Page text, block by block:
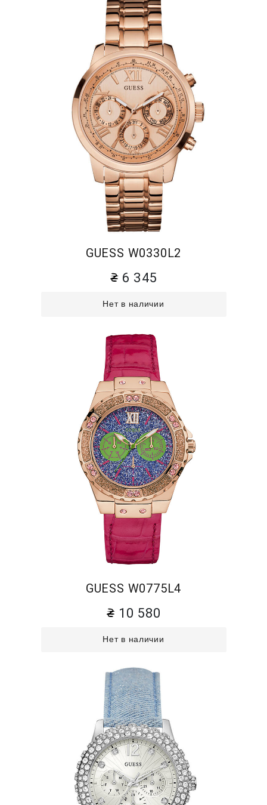
GUESS W0330L2
6 345
Нет в наличии
GUESS W0775L4
10 580
Нет в наличии